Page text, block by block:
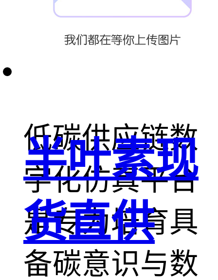
续发展的意
低碳供应链数
字化仿真平台
是专为培育具
备碳意识与数
半叶素现
货直供